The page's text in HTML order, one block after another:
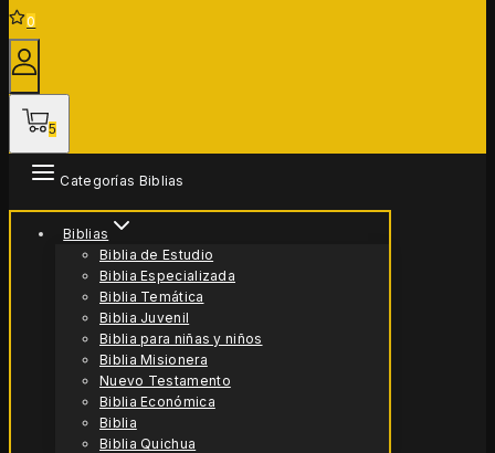
0
5
Categorías Biblias
Biblias
Biblia de Estudio
Biblia Especializada
Biblia Temática
Biblia Juvenil
Biblia para niñas y niños
Biblia Misionera
Nuevo Testamento
Biblia Económica
Biblia
Biblia Quichua